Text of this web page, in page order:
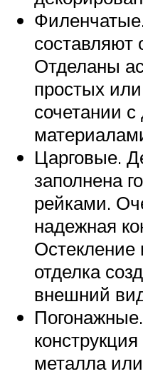
составляют
Отделаны
простых
сочетании
Царговые.
заполнена
рейками.
надежная
Остекление
отделка
внешний
металла